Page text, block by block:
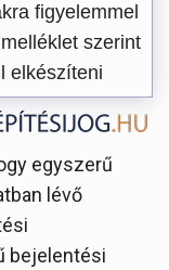
figyelemmel
szerint
elkészíteni
egyszerű
lévő
bejelentési